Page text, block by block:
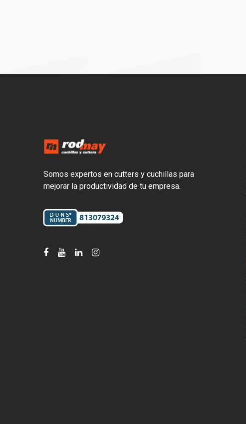
Somos expertos en cutters y cuchillas para
mejorar la productividad de tu empresa.